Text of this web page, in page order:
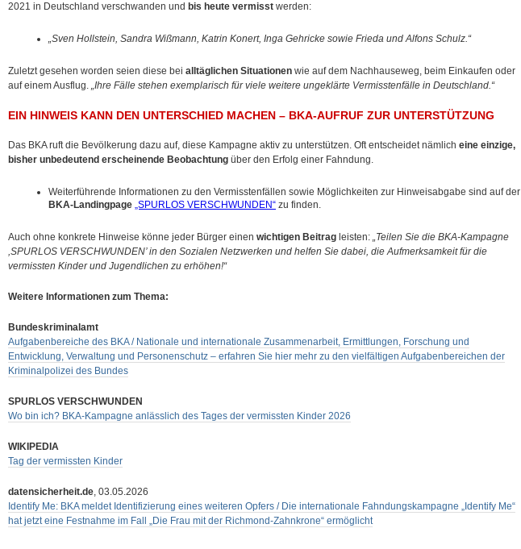
2021 in Deutschland verschwanden und bis heute vermisst werden:
„Sven Hollstein, Sandra Wißmann, Katrin Konert, Inga Gehricke sowie Frieda und Alfons Schulz.“
Zuletzt gesehen worden seien diese bei alltäglichen Situationen wie auf dem Nachhauseweg, beim Einkaufen oder
auf einem Ausflug. „Ihre Fälle stehen exemplarisch für viele weitere ungeklärte Vermisstenfälle in Deutschland.“
EIN HINWEIS KANN DEN UNTERSCHIED MACHEN – BKA-AUFRUF ZUR UNTERSTÜTZUNG
Das BKA ruft die Bevölkerung dazu auf, diese Kampagne aktiv zu unterstützen. Oft entscheidet nämlich eine einzige,
bisher unbedeutend erscheinende Beobachtung über den Erfolg einer Fahndung.
Weiterführende Informationen zu den Vermisstenfällen sowie Möglichkeiten zur Hinweisabgabe sind auf der
BKA-Landingpage „SPURLOS VERSCHWUNDEN“ zu finden.
Auch ohne konkrete Hinweise könne jeder Bürger einen wichtigen Beitrag leisten: „Teilen Sie die BKA-Kampagne
,SPURLOS VERSCHWUNDEN’ in den Sozialen Netzwerken und helfen Sie dabei, die Aufmerksamkeit für die
vermissten Kinder und Jugendlichen zu erhöhen!“
Weitere Informationen zum Thema:
Bundeskriminalamt
Aufgabenbereiche des BKA / Nationale und internationale Zusammenarbeit, Ermittlungen, Forschung und
Entwicklung, Verwaltung und Personenschutz – erfahren Sie hier mehr zu den vielfältigen Aufgabenbereichen der
Kriminalpolizei des Bundes
SPURLOS VERSCHWUNDEN
Wo bin ich? BKA-Kampagne anlässlich des Tages der vermissten Kinder 2026
WIKIPEDIA
Tag der vermissten Kinder
datensicherheit.de, 03.05.2026
Identify Me: BKA meldet Identifizierung eines weiteren Opfers / Die internationale Fahndungskampagne „Identify Me“
hat jetzt eine Festnahme im Fall „Die Frau mit der Richmond-Zahnkrone“ ermöglicht